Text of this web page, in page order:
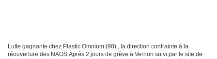
Lutte gagnante chez Plastic Omnium (90) , la direction contrainte à la
réouverture des NAOS Après 2 jours de grève à Vernon suivi par le site de